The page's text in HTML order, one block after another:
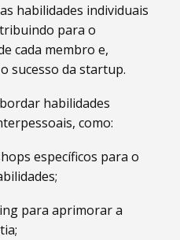
habilidades individuais
para o
cada membro e,
sucesso da startup.
habilidades
como:
específicos para o
para aprimorar a